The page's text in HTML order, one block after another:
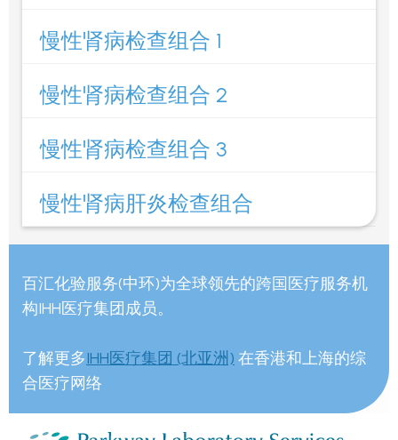
慢性肾病检查组合 1
慢性肾病检查组合 2
慢性肾病检查组合 3
慢性肾病肝炎检查组合
百汇化验服务(中环)为全球领先的跨国医疗服务机
构IHH医疗集团成员。
了解更多IHH医疗集团 (北亚洲) 在香港和上海的综
合医疗网络